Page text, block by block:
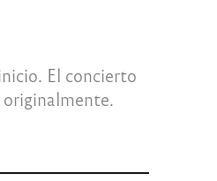
El concierto
originalmente.